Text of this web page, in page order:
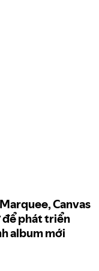
Canvas
phát triển
album mới